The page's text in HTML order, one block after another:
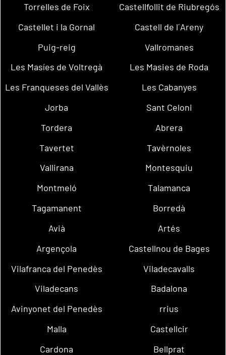
Torrelles de Foix
Castellfollit de Riubregós
Castellet i la Gornal
Castell de l´Areny
Puig-reig
Vallromanes
Les Masíes de Voltregà
Les Masies de Roda
Les Franqueses del Vallès
Les Cabanyes
Jorba
Sant Celoni
Tordera
Abrera
Tavertet
Tavèrnoles
Vallirana
Montesquiu
Montmeló
Talamanca
Tagamanent
Borredà
Avià
Artés
Argençola
Castellnou de Bages
Vilafranca del Penedès
Viladecavalls
Viladecans
Badalona
Avinyonet del Penedès
rrius
Malla
Castellcir
Cardona
Bellprat